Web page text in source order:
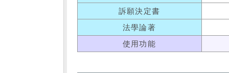
訴願決定書
法學論著
使用功能